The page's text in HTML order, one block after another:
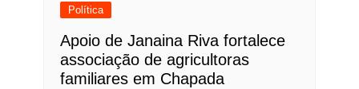
Política
Apoio de Janaina Riva fortalece
associação de agricultoras
familiares em Chapada